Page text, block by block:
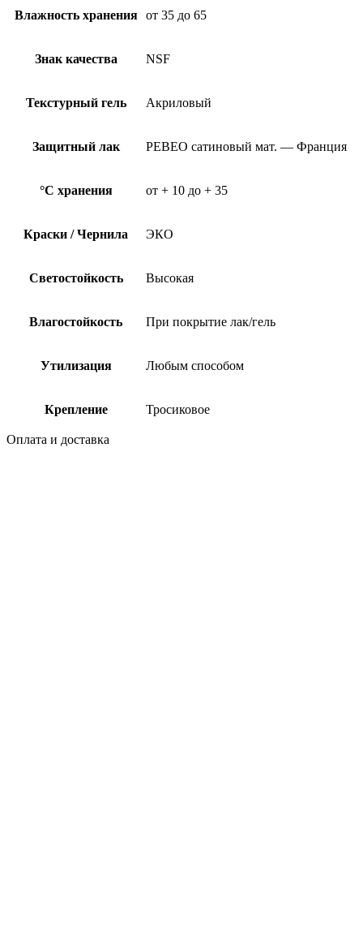
Влажность хранения от 35 до 65
Знак качества NSF
Текстурный гель Акриловый
Защитный лак PEBEO сатиновый мат. — Франция
°C хранения от + 10 до + 35
Краски / Чернила ЭКО
Светостойкость Высокая
Влагостойкость При покрытие лак/гель
Утилизация Любым способом
Крепление Тросиковое
Оплата и доставка